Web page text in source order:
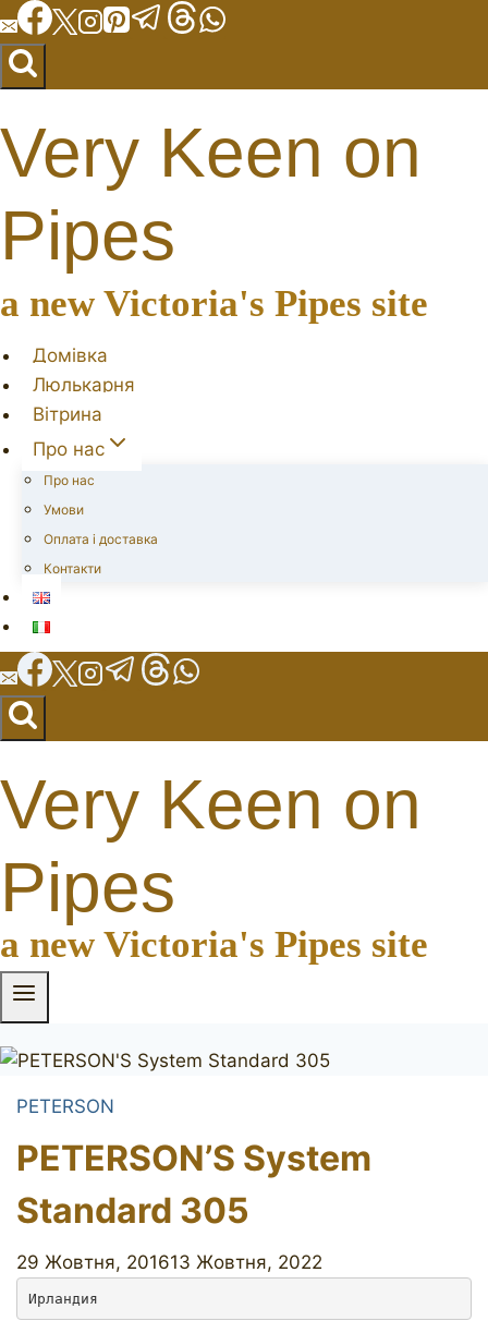
Перейти
до
вмісту
Very Keen on
Pipes
a new Victoria's Pipes site
Домівка
Люлькарня
Вітрина
Про нас
Про нас
Умови
Оплата і доставка
Контакти
Very Keen on
Pipes
a new Victoria's Pipes site
PETERSON
PETERSON’S System
Standard 305
29 Жовтня, 201613 Жовтня, 2022
Ирландия